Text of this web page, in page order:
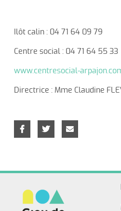
Ilôt calin : 04 71 64 09 79
Centre social : 04 71 64 55 33
www.centresocial-
Directrice : Mme Claudine